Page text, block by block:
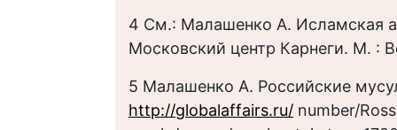
4 См.: Малашенко А. Исламская
Московский центр Карнеги. М. :
5 Малашенко А. Российские
http://globalaffairs.ru/ number/